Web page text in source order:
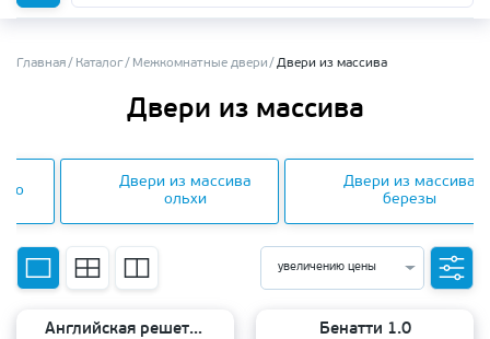
Главная Каталог Межкомнатные двери Двери из массива
Двери из массива
Двери из массива
ольхи
Двери из массива
березы
увеличению цены
Английская решетка 15 Бенатти 1.0